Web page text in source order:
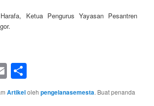
Ketua Pengurus Yayasan Pesantren
Email
Artikelolehpengelanasemesta. Buat penanda